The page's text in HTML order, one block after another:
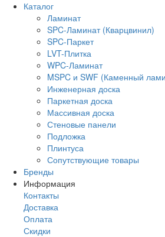
Каталог
Ламинат
SPC-Ламинат (Кварцвинил)
SPC-Паркет
LVT-Плитка
WPC-Ламинат
MSPC и SWF (Каменный
Инженерная доска
Паркетная доска
Массивная доска
Стеновые панели
Подложка
Плинтуса
Сопутствующие товары
Бренды
Информация
Контакты
Доставка
Оплата
Скидки